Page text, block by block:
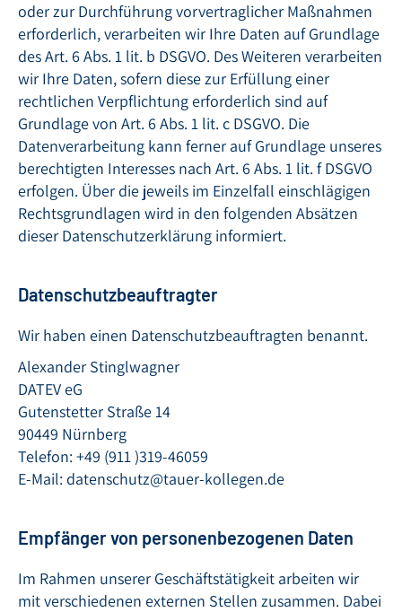
oder zur Durchführung vorvertraglicher Maßnahmen
erforderlich, verarbeiten wir Ihre Daten auf Grundlage
des Art. 6 Abs. 1 lit. b DSGVO. Des Weiteren verarbeiten
wir Ihre Daten, sofern diese zur Erfüllung einer
rechtlichen Verpflichtung erforderlich sind auf
Grundlage von Art. 6 Abs. 1 lit. c DSGVO. Die
Datenverarbeitung kann ferner auf Grundlage unseres
berechtigten Interesses nach Art. 6 Abs. 1 lit. f DSGVO
erfolgen. Über die jeweils im Einzelfall einschlägigen
Rechtsgrundlagen wird in den folgenden Absätzen
dieser Datenschutzerklärung informiert.
Datenschutzbeauftragter
Wir haben einen Datenschutzbeauftragten benannt.
Alexander Stinglwagner
DATEV eG
Gutenstetter Straße 14
90449 Nürnberg
Telefon: +49 (911 )319-46059
E-Mail: datenschutz@tauer-kollegen.de
Empfänger von personenbezogenen Daten
Im Rahmen unserer Geschäftstätigkeit arbeiten wir
mit verschiedenen externen Stellen zusammen. Dabei